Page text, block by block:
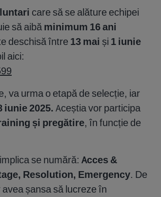
care să se alăture echipei
să aibăminimum 16 ani
deschisă între 13 mai și 1 iunie
aici:
va urma o etapă de selecție, iar
iunie 2025. Aceștia vor participa
și pregătire, în funcție de
se numără: Acces &
Resolution, Emergency. De
șansa să lucreze în